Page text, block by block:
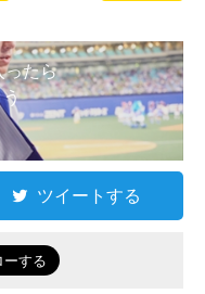
ったら
う
ツイートする